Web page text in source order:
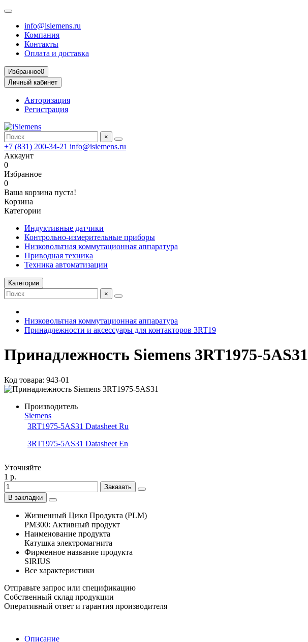
info@isiemens.ru
Компания
Контакты
Оплата и доставка
Избранное0
Личный кабинет
Авторизация
Регистрация
×
+7 (831) 200-34-21 info@isiemens.ru
Аккаунт
0
Избранное
0
Ваша корзина пуста!
Корзина
Категории
Индуктивные датчики
Контрольно-измерительные приборы
Низковольтная коммутационная аппаратура
Приводная техника
Техника автоматизации
Категории
×
Низковольтная коммутационная аппаратура
Принадлежности и аксессуары для контакторов 3RT19
Принадлежность Siemens 3RT1975-5AS31
Код товара: 943-01
Производитель
Siemens
3RT1975-5AS31 Datasheet Ru
3RT1975-5AS31 Datasheet En
Уточняйте
1 р.
Заказать
В закладки
Жизненный Цикл Продукта (PLM)
PM300: Активный продукт
Наименование продукта
Катушка электромагнита
Фирменное название продукта
SIRIUS
Все характеристики
Отправьте запрос или спецификацию
Собственный склад продукции
Оперативный ответ и гарантия производителя
Описание